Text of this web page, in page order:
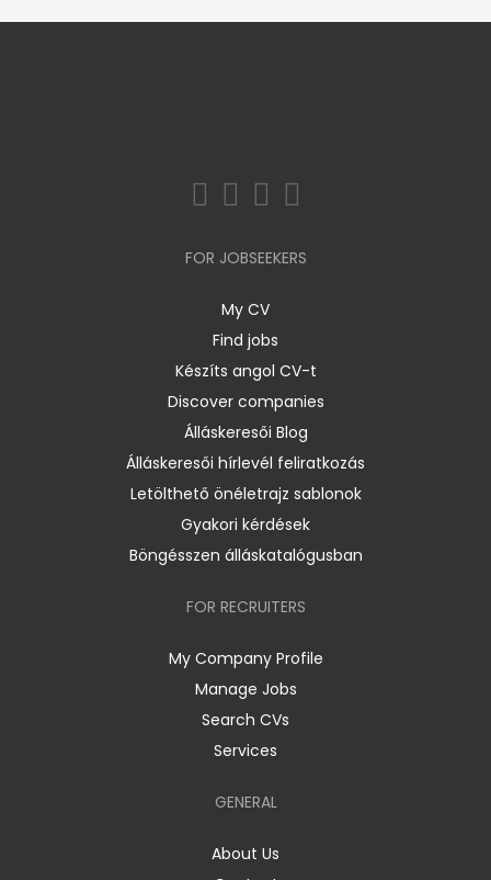
FOR JOBSEEKERS
My CV
Find jobs
Készíts angol CV-t
Discover companies
Álláskeresői Blog
Álláskeresői hírlevél feliratkozás
Letölthető önéletrajz sablonok
Gyakori kérdések
Böngésszen álláskatalógusban
FOR RECRUITERS
My Company Profile
Manage Jobs
Search CVs
Services
GENERAL
About Us